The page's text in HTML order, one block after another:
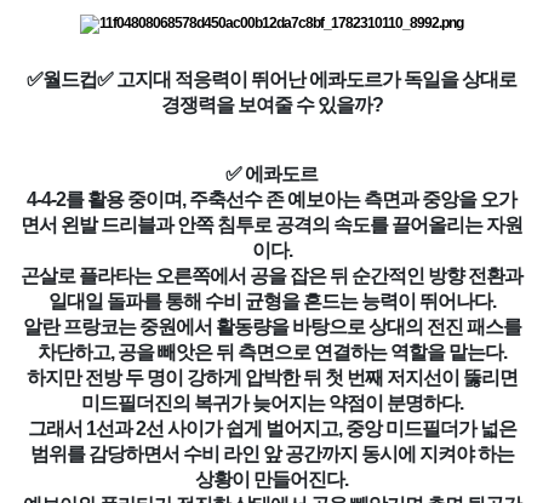
✅월드컵✅ 고지대 적응력이 뛰어난 에콰도르가 독일을 상대로
경쟁력을 보여줄 수 있을까?
✅ 에콰도르
4-4-2를 활용 중이며, 주축선수 존 예보아는 측면과 중앙을 오가
면서 왼발 드리블과 안쪽 침투로 공격의 속도를 끌어올리는 자원
이다.
곤살로 플라타는 오른쪽에서 공을 잡은 뒤 순간적인 방향 전환과
일대일 돌파를 통해 수비 균형을 흔드는 능력이 뛰어나다.
알란 프랑코는 중원에서 활동량을 바탕으로 상대의 전진 패스를
차단하고, 공을 빼앗은 뒤 측면으로 연결하는 역할을 맡는다.
하지만 전방 두 명이 강하게 압박한 뒤 첫 번째 저지선이 뚫리면
미드필더진의 복귀가 늦어지는 약점이 분명하다.
그래서 1선과 2선 사이가 쉽게 벌어지고, 중앙 미드필더가 넓은
범위를 감당하면서 수비 라인 앞 공간까지 동시에 지켜야 하는
상황이 만들어진다.